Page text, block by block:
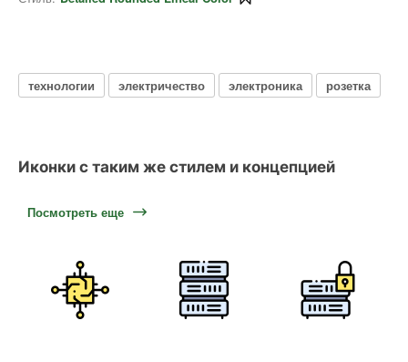
технологии электричество электроника розетка
Иконки с таким же стилем и концепцией
Посмотреть еще